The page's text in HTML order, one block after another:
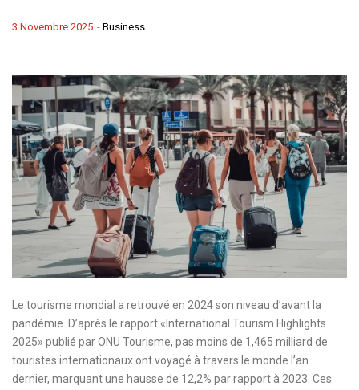
- Business
3 Novembre 2025
Le tourisme mondial a retrouvé en 2024 son niveau d’avant la
pandémie. D’après le rapport «International Tourism Highlights
2025» publié par ONU Tourisme, pas moins de 1,465 milliard de
touristes internationaux ont voyagé à travers le monde l’an
dernier, marquant une hausse de 12,2% par rapport à 2023. Ces